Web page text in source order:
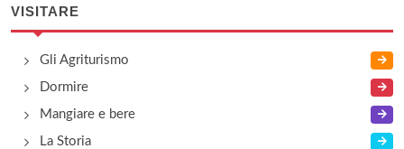
VISITARE
Gli Agriturismo
Dormire
Mangiare e bere
La Storia